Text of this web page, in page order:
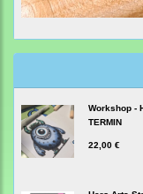
Workshop -
TERMIN
22,00 €